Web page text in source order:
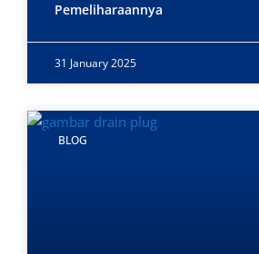
Pemeliharaannya
31 January 2025
BLOG